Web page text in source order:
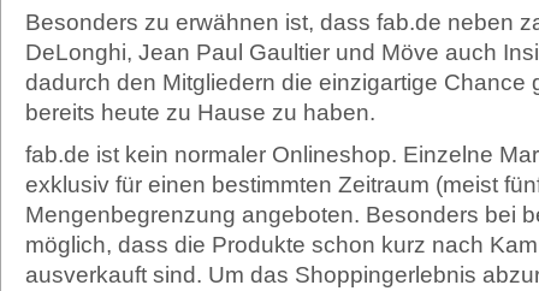
Besonders zu erwähnen ist, dass fab.de neben
DeLonghi, Jean Paul Gaultier und Möve auch
dadurch den Mitgliedern die einzigartige Chance
bereits heute zu Hause zu haben.
fab.de ist kein normaler Onlineshop. Einzelne
exklusiv für einen bestimmten Zeitraum (meist
Mengenbegrenzung angeboten. Besonders bei
möglich, dass die Produkte schon kurz nach
ausverkauft sind. Um das Shoppingerlebnis